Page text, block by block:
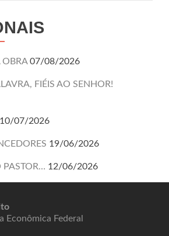
OBRA 07/08/2026
FIÉIS AO SENHOR!
10/07/2026
19/06/2026
PASTOR… 12/06/2026
Econômica Federal